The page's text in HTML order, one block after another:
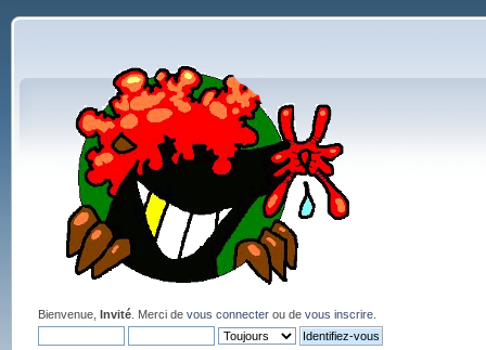
Bienvenue, Invité. Merci de vous connecterou de vous inscrire.